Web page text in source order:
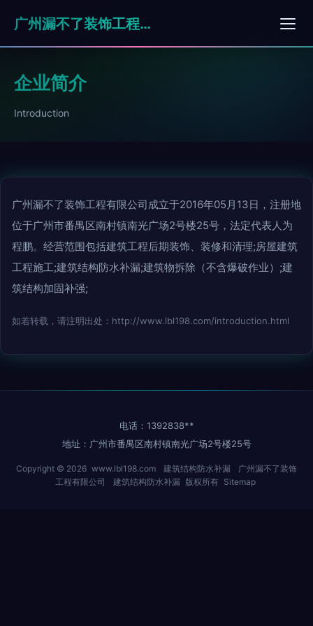
广州漏不了装饰工程有限公司
企业简介
Introduction
广州漏不了装饰工程有限公司成立于2016年05月13日，注册地
位于广州市番禺区南村镇南光广场2号楼25号，法定代表人为
程鹏。经营范围包括建筑工程后期装饰、装修和清理;房屋建筑
工程施工;建筑结构防水补漏;建筑物拆除（不含爆破作业）;建
筑结构加固补强;
如若转载，请注明出处：http://www.lbl198.com/introduction.html
电话：1392838**
地址：广州市番禺区南村镇南光广场2号楼25号
Copyright © 2026 www.lbl198.com 建筑结构防水补漏
广州漏不了装饰
工程有限公司
建筑结构防水补漏 版权所有 Sitemap